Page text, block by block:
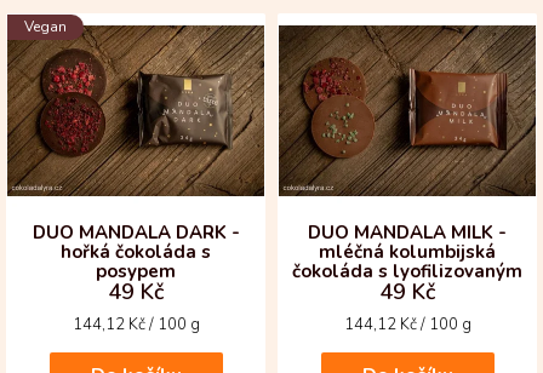
V
ý
p
i
s
p
r
o
Vegan
DUO MANDALA DARK -
hořká čokoláda s
posypem
49 Kč
Měrná
144,12 Kč / 100 g
DUO MANDALA MILK -
mléčná kolumbijská
čokoláda s lyofilizovaným
ovocem
49 Kč
Měrná
144,12 Kč / 100 g